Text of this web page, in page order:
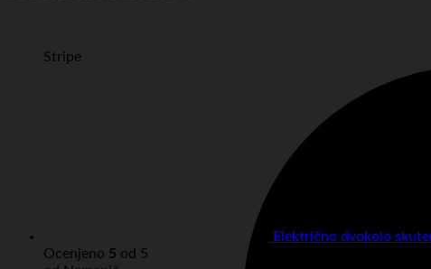
Stripe
Električno dvokolo
Ocenjeno 5 od 5